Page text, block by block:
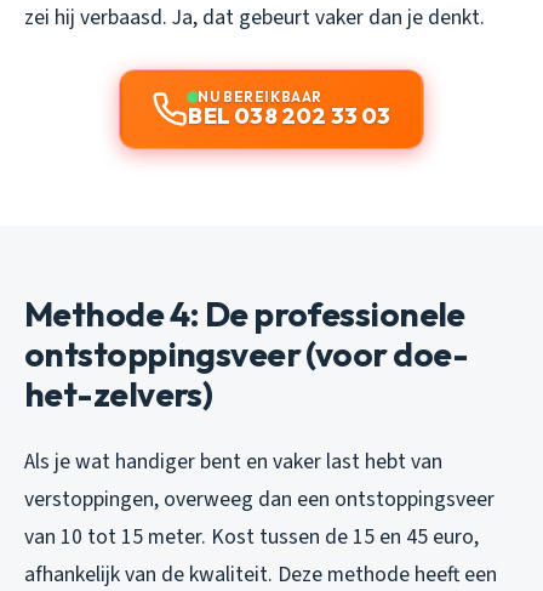
zei hij verbaasd. Ja, dat gebeurt vaker dan je denkt.
NU BEREIKBAAR
BEL 038 202 33 03
Methode 4: De professionele
ontstoppingsveer (voor doe-
het-zelvers)
Als je wat handiger bent en vaker last hebt van
verstoppingen, overweeg dan een ontstoppingsveer
van 10 tot 15 meter. Kost tussen de 15 en 45 euro,
afhankelijk van de kwaliteit. Deze methode heeft een